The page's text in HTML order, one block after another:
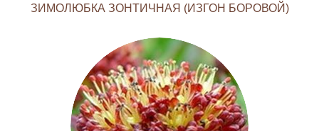
ЗИМОЛЮБКА ЗОНТИЧНАЯ (ИЗГОН БОРОВОЙ)